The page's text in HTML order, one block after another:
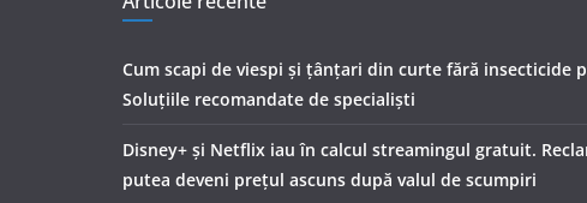
Cum scapi de viespi și țânțari din curte fără insecticide
Soluțiile recomandate de specialiști
Disney+ și Netflix iau în calcul streamingul gratuit.
putea deveni prețul ascuns după valul de scumpiri